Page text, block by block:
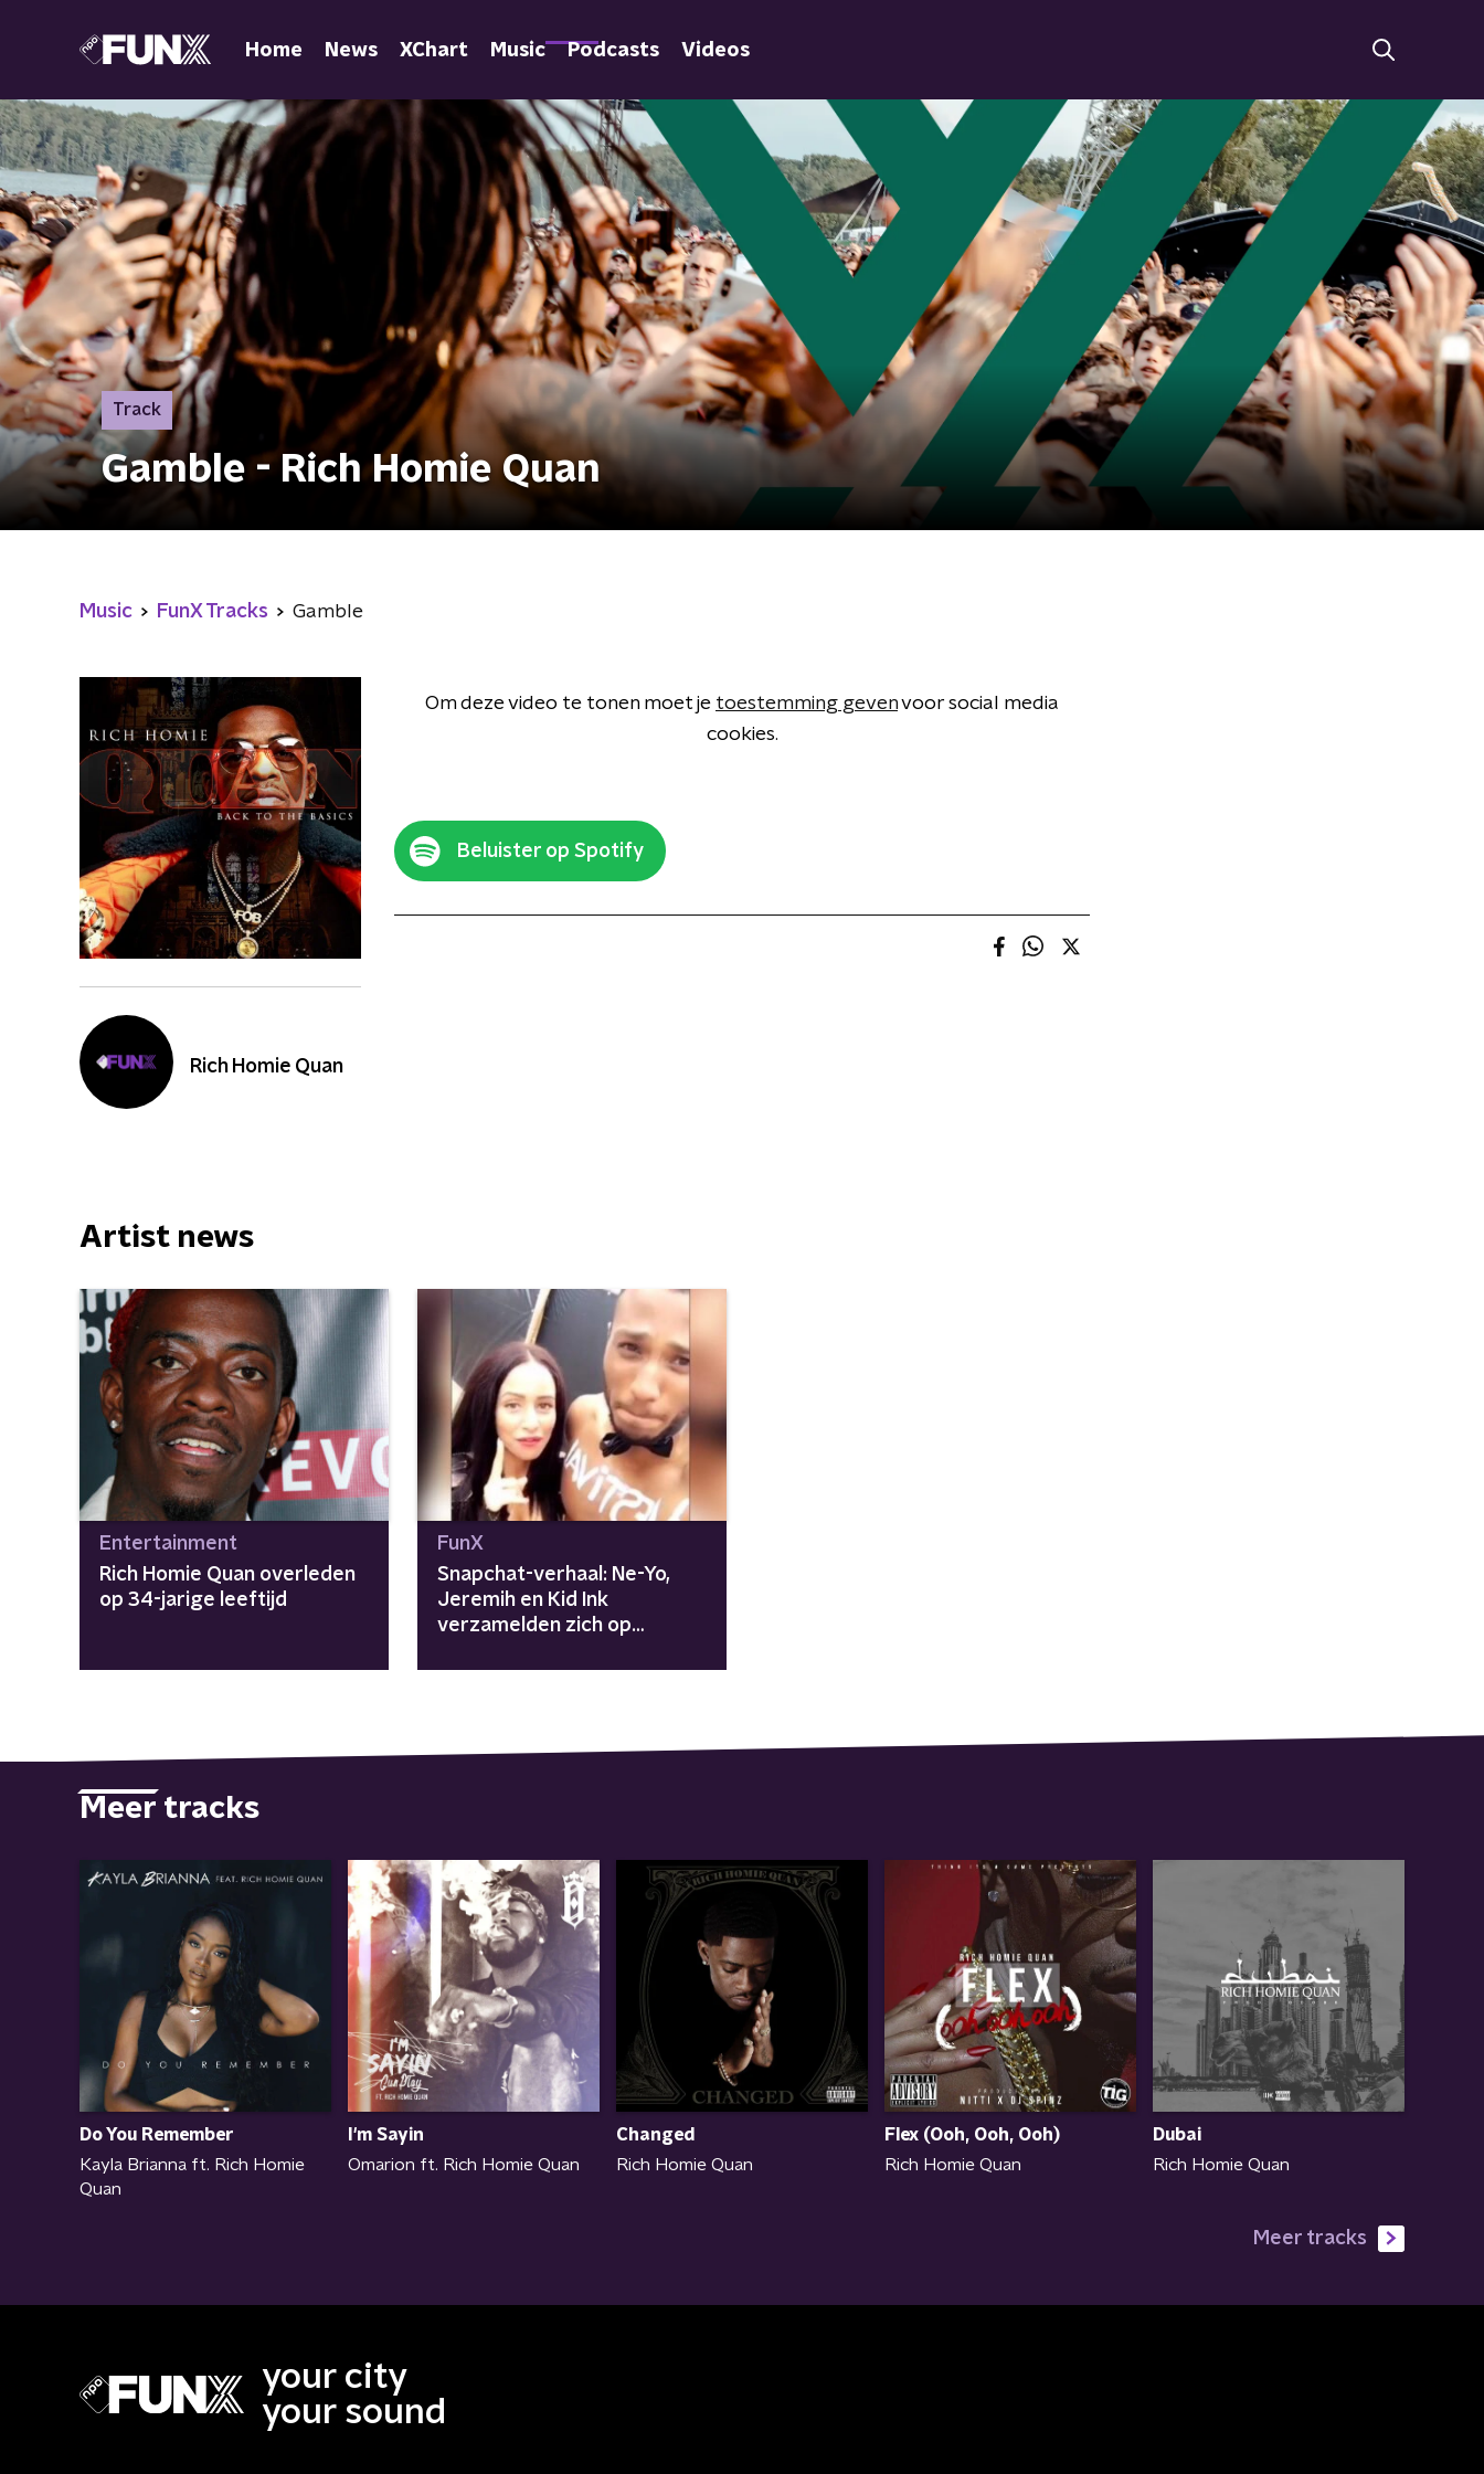
Home News XChart Music Podcasts Videos
Track
Gamble - Rich Homie Quan
Music FunX Tracks Gamble
Rich Homie Quan
Om deze video te tonen moet je toestemming gevenvoor social media
cookies.
Beluister op Spotify
Artist news
Entertainment
Rich Homie Quan overleden
op 34-jarige leeftijd
FunX
Snapchat-verhaal: Ne-Yo,
Jeremih en Kid Ink
verzamelden zich op
Meer tracks
Do You Remember
Kayla Brianna ft. Rich Homie
Quan
I'm Sayin
Omarion ft. Rich Homie Quan
Changed
Rich Homie Quan
Flex (Ooh, Ooh, Ooh)
Rich Homie Quan
Dubai
Rich Homie Quan
Meer tracks
your city
your sound